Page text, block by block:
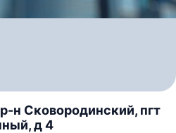
н Сковородинский, пгт
д 4